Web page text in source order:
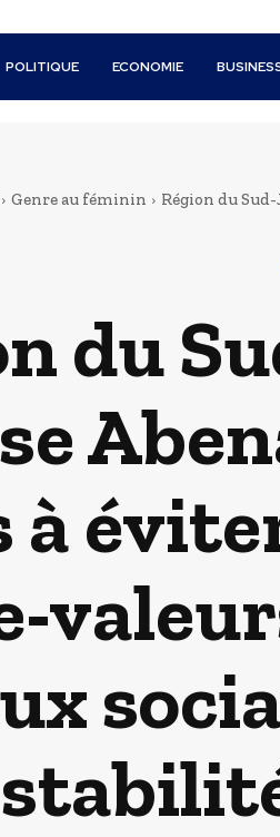
POLITIQUE ECONOMIE
Genre au féminin Région du
du
à